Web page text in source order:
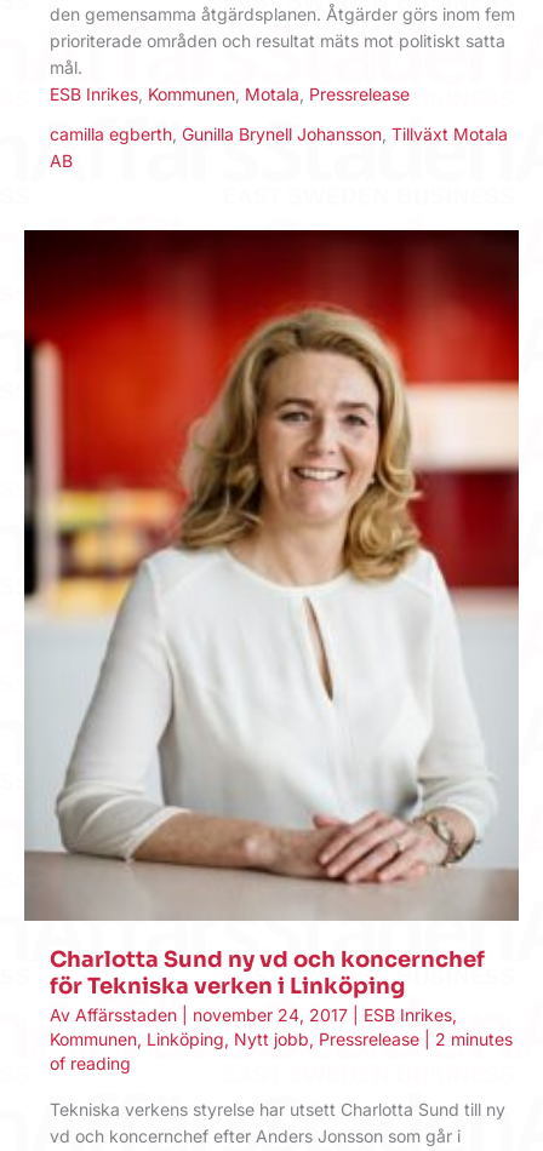
den gemensamma åtgärdsplanen. Åtgärder görs inom fem
prioriterade områden och resultat mäts mot politiskt satta
mål.
ESB Inrikes Kommunen Motala Pressrelease
camilla egberth Gunilla Brynell Johansson Tillväxt Motala
AB
Charlotta Sund ny vd och koncernchef
för Tekniska verken i Linköping
Av Affärsstaden november 24, 2017 ESB Inrikes,
Kommunen, Linköping, Nytt jobb, Pressrelease
2 minutes
of reading
Tekniska verkens styrelse har utsett Charlotta Sund till ny
vd och koncernchef efter Anders Jonsson som går i